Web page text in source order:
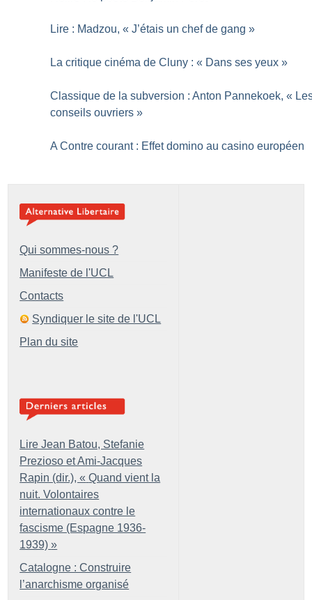
Lire : Madzou, « J’étais un chef de gang »
La critique cinéma de Cluny : « Dans ses yeux »
Classique de la subversion : Anton Pannekoek, «
conseils ouvriers »
A Contre courant : Effet domino au casino européen
Qui sommes-nous ?
Manifeste de l'UCL
Contacts
Syndiquer le site de l'UCL
Plan du site
Lire Jean Batou, Stefanie
Prezioso et Ami-Jacques
Rapin (dir.), « Quand vient la
nuit. Volontaires
internationaux contre le
fascisme (Espagne 1936-
1939) »
Catalogne : Construire
l’anarchisme organisé